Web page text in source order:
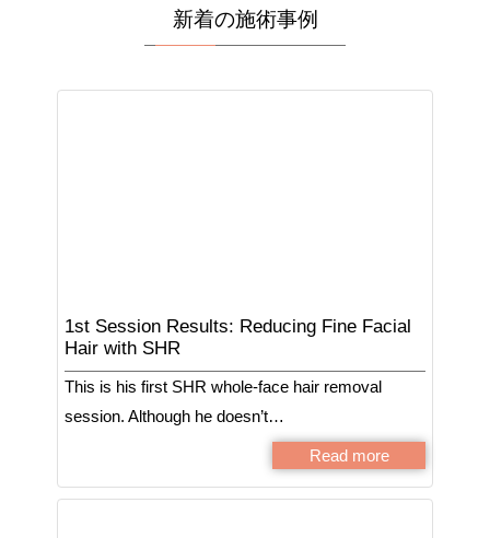
新着の施術事例
1st Session Results: Reducing Fine Facial
Hair with SHR
This is his first SHR whole-face hair removal
session. Although he doesn’t…
Read more